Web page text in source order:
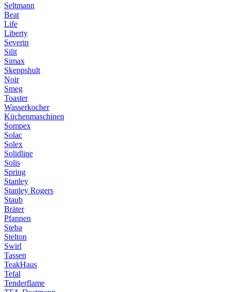
Seltmann
Beat
Life
Liberty
Severin
Silit
Simax
Skeppshult
Noir
Smeg
Toaster
Wasserkocher
Küchenmaschinen
Sompex
Solac
Solex
Solidline
Solis
Spring
Stanley
Stanley Rogers
Staub
Bräter
Pfannen
Steba
Stelton
Swirl
Tassen
TeakHaus
Tefal
Tenderflame